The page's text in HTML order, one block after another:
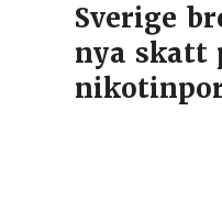
Sverige
nya skatt